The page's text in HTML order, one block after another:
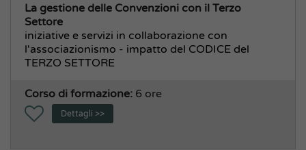
La gestione delle Convenzioni con il Terzo
Settore
iniziative e servizi in collaborazione con
l'associazionismo - impatto del CODICE del
TERZO SETTORE
Corso di formazione: 6 ore
Dettagli >>